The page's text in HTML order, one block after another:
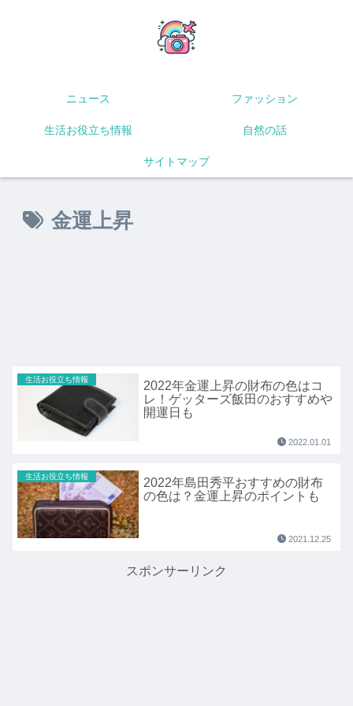
ニュース ファッション
生活お役立ち情報 自然の話
サイトマップ
金運上昇
生活お役立ち情報
2022年金運上昇の財布の色はコ
レ！ゲッターズ飯田のおすすめや
開運日も
2022.01.01
生活お役立ち情報
2022年島田秀平おすすめの財布
の色は？金運上昇のポイントも
2021.12.25
スポンサーリンク